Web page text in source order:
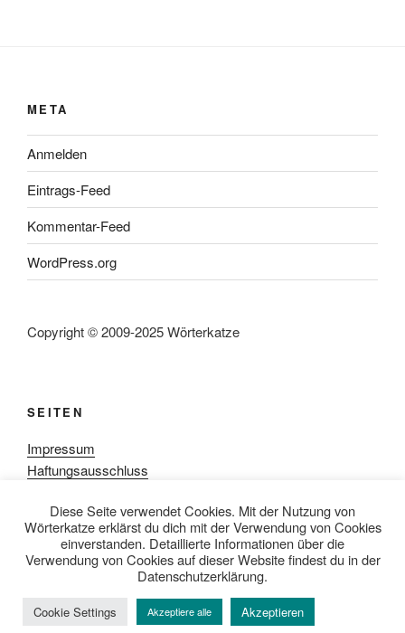
META
Anmelden
Eintrags-Feed
Kommentar-Feed
WordPress.org
Copyright © 2009-2025 Wörterkatze
SEITEN
Impressum
Haftungsausschluss
Rezensionpolitik
Bewertungsschema
Media-Kit
Diese Seite verwendet Cookies. Mit der Nutzung von
Wörterkatze erklärst du dich mit der Verwendung von Cookies
einverstanden. Detaillierte Informationen über die
Verwendung von Cookies auf dieser Website findest du in der
Datenschutzerklärung.
Cookie Settings Akzeptiere alle Akzeptieren